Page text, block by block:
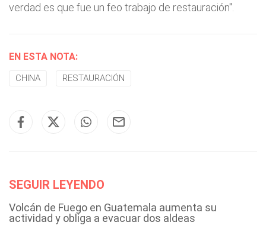
verdad es que fue un feo trabajo de restauración".
EN ESTA NOTA:
CHINA RESTAURACIÓN
SEGUIR LEYENDO
Volcán de Fuego en Guatemala aumenta su
actividad y obliga a evacuar dos aldeas